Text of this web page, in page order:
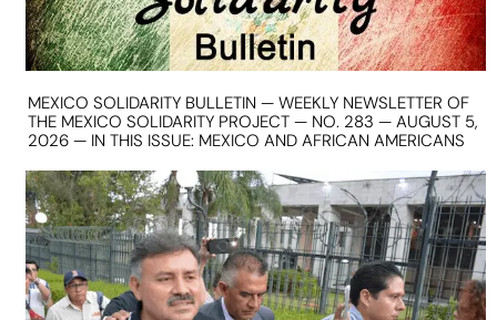
MEXICO SOLIDARITY BULLETIN — WEEKLY NEWSLETTER OF
THE MEXICO SOLIDARITY PROJECT — NO. 283 — AUGUST 5,
2026 — IN THIS ISSUE: MEXICO AND AFRICAN AMERICANS